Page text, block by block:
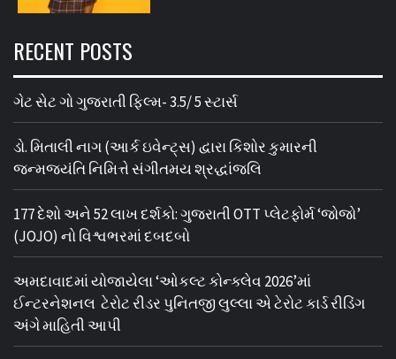
RECENT POSTS
ગેટ સેટ ગો ગુજરાતી ફિલ્મ- 3.5/ 5 સ્ટાર્સ
ડો. મિતાલી નાગ (આર્ક ઇવેન્ટ્સ) દ્વારા કિશોર કુમારની
જન્મજયંતિ નિમિત્તે સંગીતમય શ્રદ્ધાંજલિ
177 દેશો અને 52 લાખ દર્શકો: ગુજરાતી OTT પ્લેટફોર્મ ‘જોજો’
(JOJO) નો વિશ્વભરમાં દબદબો
અમદાવાદમાં યોજાયેલા ‘ઓકલ્ટ કોન્ક્લેવ 2026’માં
ઈન્ટરનેશનલ ટેરોટ રીડર પુનિતજી લુલ્લા એ ટેરોટ કાર્ડ રીડિંગ
અંગે માહિતી આપી